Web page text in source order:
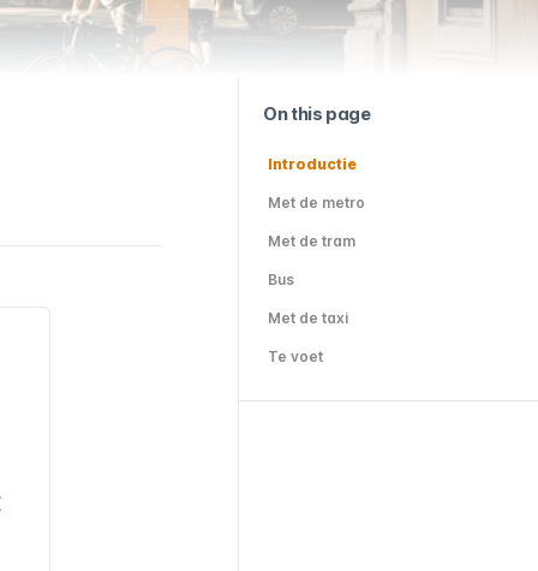
On this page
Introductie
Met de metro
Met de tram
Bus
Met de taxi
Te voet